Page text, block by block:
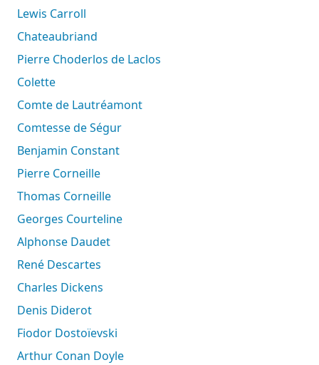
Lewis Carroll
Chateaubriand
Pierre Choderlos de Laclos
Colette
Comte de Lautréamont
Comtesse de Ségur
Benjamin Constant
Pierre Corneille
Thomas Corneille
Georges Courteline
Alphonse Daudet
René Descartes
Charles Dickens
Denis Diderot
Fiodor Dostoïevski
Arthur Conan Doyle